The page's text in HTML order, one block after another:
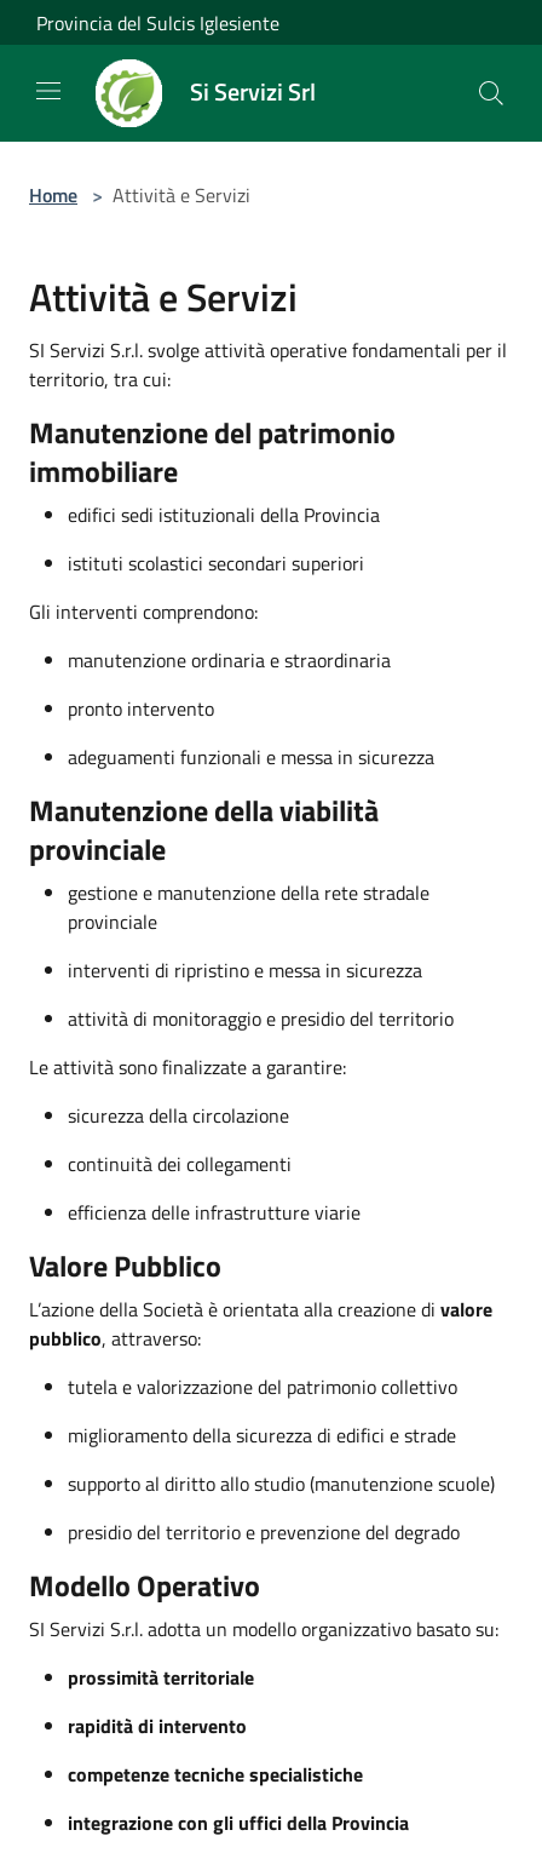
Salta al contenuto principale
Provincia del Sulcis Iglesiente
Si Servizi Srl
Home > Attività e Servizi
Attività e Servizi
SI Servizi S.r.l. svolge attività operative fondamentali per il
territorio, tra cui:
Manutenzione del patrimonio
immobiliare
edifici sedi istituzionali della Provincia
istituti scolastici secondari superiori
Gli interventi comprendono:
manutenzione ordinaria e straordinaria
pronto intervento
adeguamenti funzionali e messa in sicurezza
Manutenzione della viabilità
provinciale
gestione e manutenzione della rete stradale
provinciale
interventi di ripristino e messa in sicurezza
attività di monitoraggio e presidio del territorio
Le attività sono finalizzate a garantire:
sicurezza della circolazione
continuità dei collegamenti
efficienza delle infrastrutture viarie
Valore Pubblico
L’azione della Società è orientata alla creazione di valore
pubblico, attraverso:
tutela e valorizzazione del patrimonio collettivo
miglioramento della sicurezza di edifici e strade
supporto al diritto allo studio (manutenzione scuole)
presidio del territorio e prevenzione del degrado
Modello Operativo
SI Servizi S.r.l. adotta un modello organizzativo basato su:
prossimità territoriale
rapidità di intervento
competenze tecniche specialistiche
integrazione con gli uffici della Provincia